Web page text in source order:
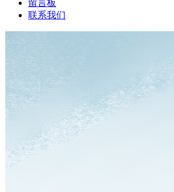
留言板
联系我们